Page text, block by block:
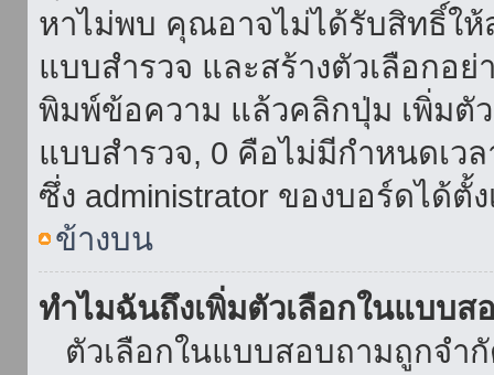
หาไม่พบ คุณอาจไม่ได้รับสิทธิ์ใ
แบบสำรวจ และสร้างตัวเลือกอย่
พิมพ์ข้อความ แล้วคลิกปุ่ม เพิ่มตั
แบบสำรวจ, 0 คือไม่มีกำหนดเว
ซึ่ง administrator ของบอร์ดได้ตั้ง
ข้างบน
ทำไมฉันถึงเพิ่มตัวเลือกในแบบส
ตัวเลือกในแบบสอบถามถูกจำ